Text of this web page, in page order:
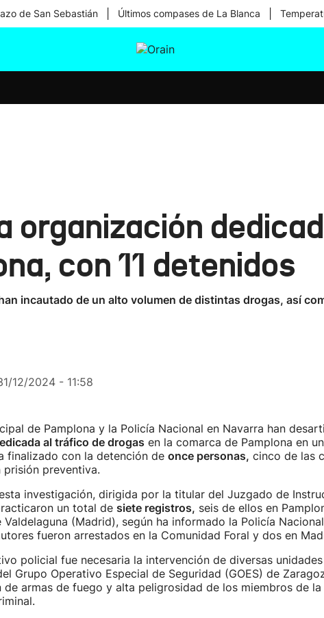
de San Sebastián Últimos compases de La Blanca
organización
con 11 detenidos
incautado de un alto volumen de distintas drogas, así
12/2024 - 11:58
de Pamplona y la Policía Nacional en Navarra han
al tráfico de drogas en la comarca de Pamplona en
finalizado con la detención de once personas, cinco de las
prisión preventiva.
investigación, dirigida por la titular del Juzgado de
un total de siete registros, seis de ellos en
(Madrid), según ha informado la Policía
fueron arrestados en la Comunidad Foral y dos en
policial fue necesaria la intervención de diversas
Grupo Operativo Especial de Seguridad (GOES) de
de armas de fuego y alta peligrosidad de los miembros de la